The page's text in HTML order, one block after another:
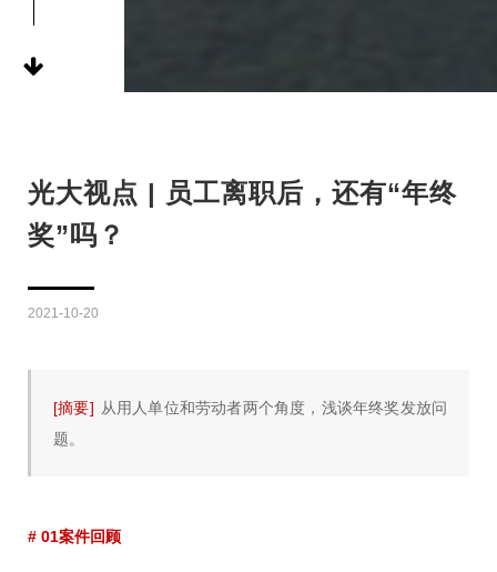
光大视点 | 员工离职后，还有“年终
奖”吗？
2021-10-20
[摘要] 从用人单位和劳动者两个角度，浅谈年终奖发放问
题。
# 01案件回顾